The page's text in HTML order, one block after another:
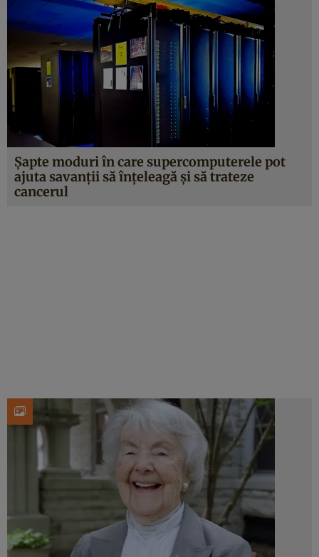
Şapte moduri în care supercomputerele pot
ajuta savanţii să înţeleagă şi să trateze
cancerul